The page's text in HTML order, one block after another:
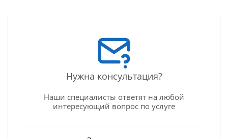
Нужна консультация?
Наши специалисты ответят на любой
интересующий вопрос по услуге